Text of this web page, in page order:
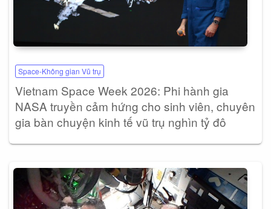
Space-Không gian Vũ trụ
Vietnam Space Week 2026: Phi hành gia
NASA truyền cảm hứng cho sinh viên, chuyên
gia bàn chuyện kinh tế vũ trụ nghìn tỷ đô